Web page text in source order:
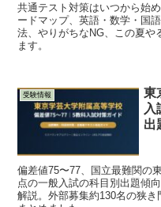
共通テスト対策はいつから始
ードマップ、英語・数学・国
法、やりがちなNG、この夏や
ます。
受験情報
東
入
出
偏差値75〜77、国立最難関の
点の一般入試の科目別出題傾
解説。外部募集約130名の狭